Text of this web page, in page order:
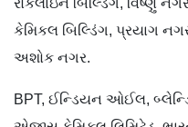
રોકલાઇન બિલ્ડિંગ, વિષ્ણુ
કેમિકલ બિલ્ડિંગ, પ્રયાગ
અશોક નગર.
BPT, ઈન્ડિયન ઓઈલ,